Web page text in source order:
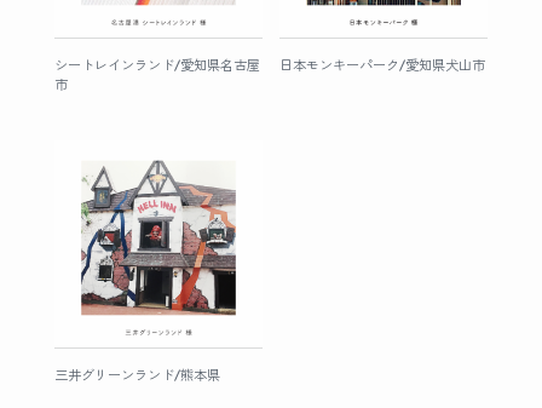
シートレインランド/愛知県名古屋
市
日本モンキーパーク/愛知県犬山市
三井グリーンランド/熊本県